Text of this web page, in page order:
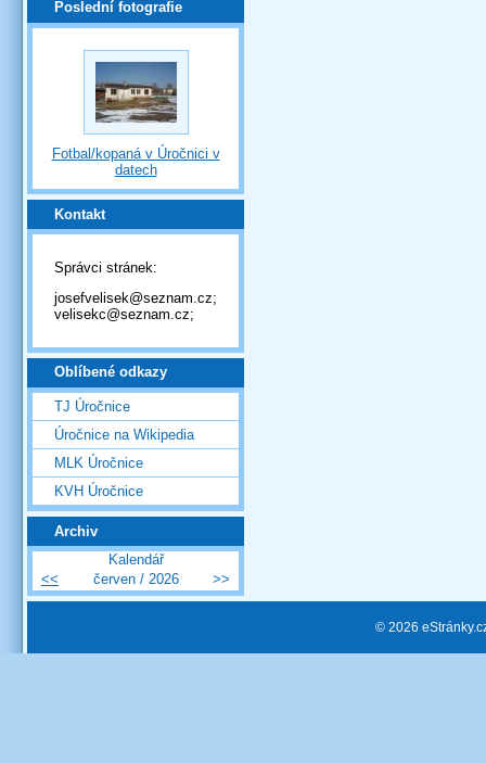
Poslední fotografie
Fotbal/kopaná v Úročnici v
datech
Kontakt
Správci stránek:
josefvelisek@seznam.cz;
velisekc@seznam.cz;
Oblíbené odkazy
TJ Úročnice
Úročnice na Wikipedia
MLK Úročnice
KVH Úročnice
Archiv
Kalendář
<<
červen / 2026 >>
© 2026